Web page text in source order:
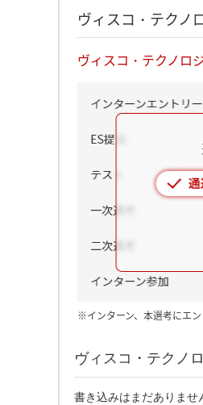
ヴィスコ・テクノ
ヴィスコ・テクノロ
※インターン、本選考にエン
ヴィスコ・テクノ
書き込みはまだありませ